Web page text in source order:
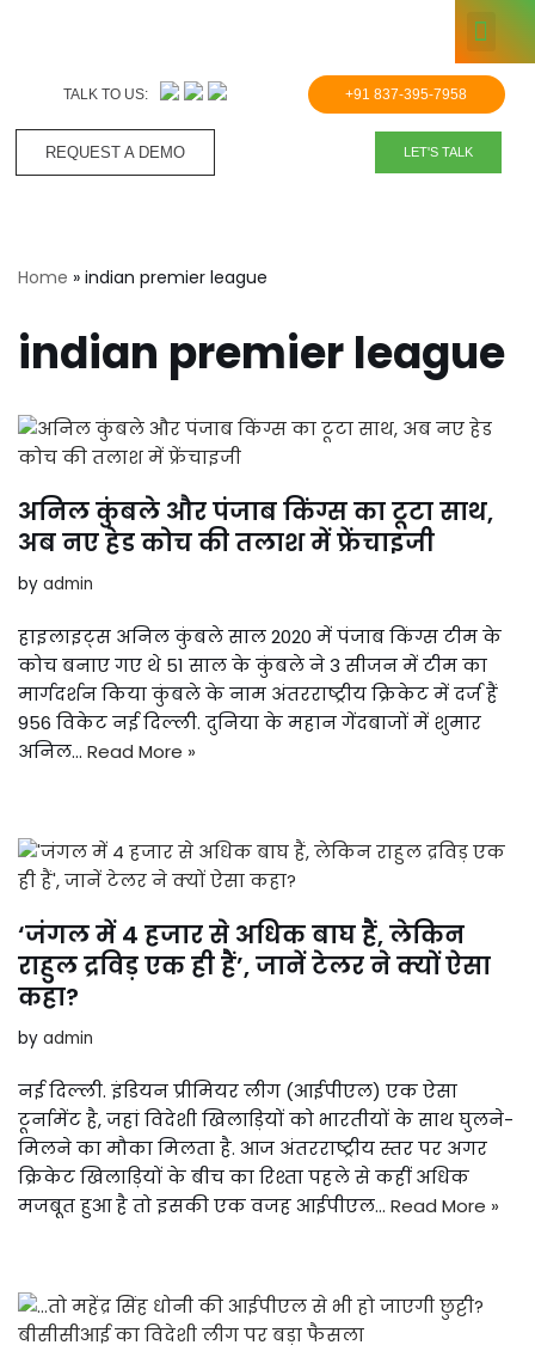
TALK TO US: +91 837-395-7958
REQUEST A DEMO​ LET'S TALK
Home » indian premier league
indian premier league
अनिल कुंबले और पंजाब किंग्स का टूटा साथ,
अब नए हेड कोच की तलाश में फ्रेंचाइजी
by admin
हाइलाइट्स अनिल कुंबले साल 2020 में पंजाब किंग्स टीम के
कोच बनाए गए थे 51 साल के कुंबले ने 3 सीजन में टीम का
मार्गदर्शन किया कुंबले के नाम अंतरराष्ट्रीय क्रिकेट में दर्ज हैं
956 विकेट नई दिल्ली. दुनिया के महान गेंदबाजों में शुमार
अनिल… Read More »
‘जंगल में 4 हजार से अधिक बाघ हैं, लेकिन
राहुल द्रविड़ एक ही हैं’, जानें टेलर ने क्यों ऐसा
कहा?
by admin
नई दिल्ली. इंडियन प्रीमियर लीग (आईपीएल) एक ऐसा
टूर्नामेंट है, जहां विदेशी खिलाड़ियों को भारतीयों के साथ घुलने-
मिलने का मौका मिलता है. आज अंतरराष्ट्रीय स्तर पर अगर
क्रिकेट खिलाड़ियों के बीच का रिश्ता पहले से कहीं अधिक
मजबूत हुआ है तो इसकी एक वजह आईपीएल… Read More »